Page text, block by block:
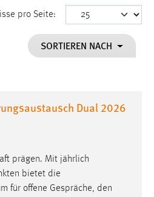
pro Seite:
SORTIEREN NACH
Dual 2026
prägen. Mit jährlich
bietet die
für offene Gespräche, den
die ausgewählten Einverständnis-
wird in diesem Cookie
ist.